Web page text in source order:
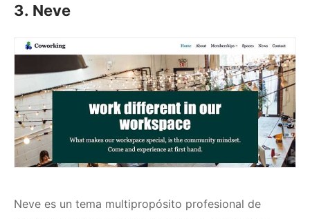
3. Neve
Neve es un tema multipropósito profesional de